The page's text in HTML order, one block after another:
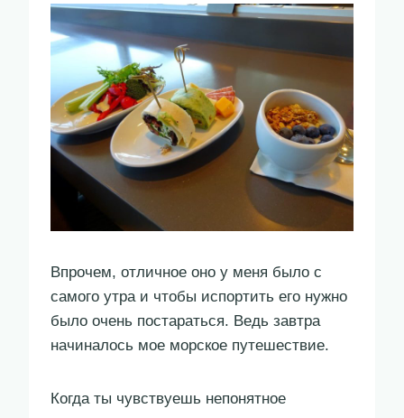
Впрочем, отличное оно у меня было с
самого утра и чтобы испортить его нужно
было очень постараться. Ведь завтра
начиналось мое морское путешествие.
Когда ты чувствуешь непонятное